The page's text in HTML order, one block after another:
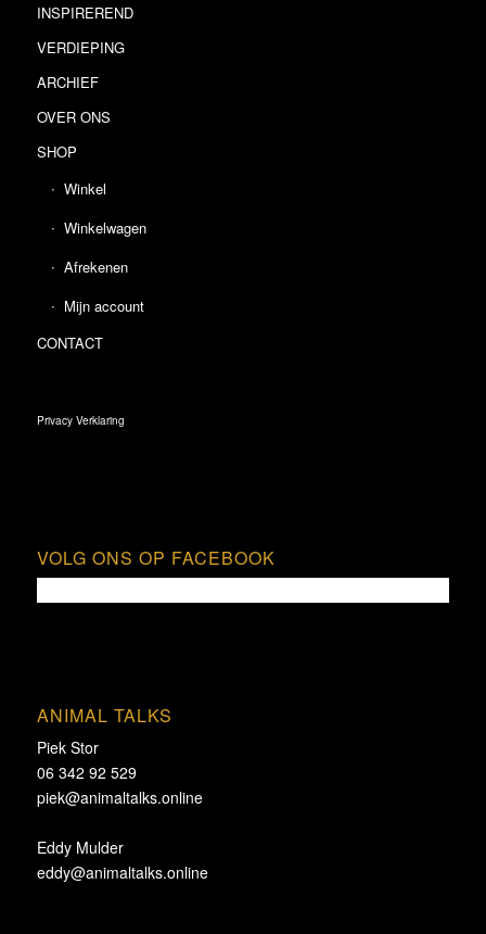
INSPIREREND
VERDIEPING
ARCHIEF
OVER ONS
SHOP
Winkel
Winkelwagen
Afrekenen
Mijn account
CONTACT
Privacy Verklaring
VOLG ONS OP FACEBOOK
ANIMAL TALKS
Piek Stor
06 342 92 529
piek@animaltalks.online
Eddy Mulder
eddy@animaltalks.online